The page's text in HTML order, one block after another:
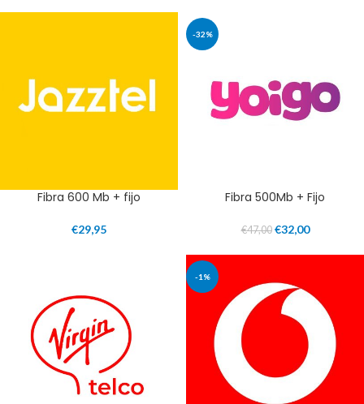
Fibra 600 Mb + fijo
€29,95
-32%
Fibra 500Mb + Fijo
€47,00 €32,00
-1%